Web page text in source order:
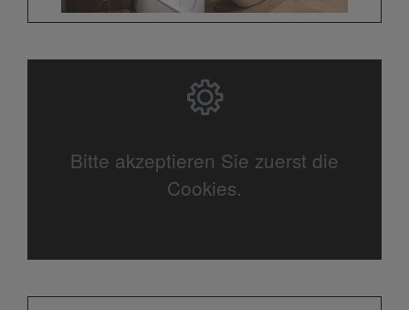
Bitte akzeptieren Sie zuerst die
Cookies.